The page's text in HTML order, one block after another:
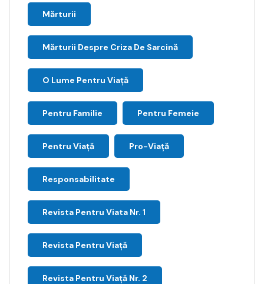
Mărturii
Mărturii Despre Criza De Sarcină
O Lume Pentru Viață
Pentru Familie Pentru Femeie
Pentru Viață Pro-Viață
Responsabilitate
Revista Pentru Viata Nr. 1
Revista Pentru Viață
Revista Pentru Viață Nr. 2